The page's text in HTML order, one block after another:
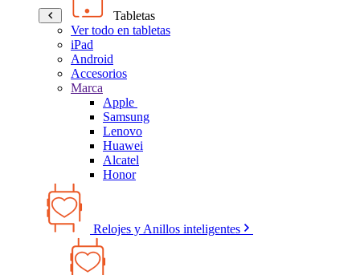
Tabletas
Ver todo en tabletas
iPad
Android
Accesorios
Marca
Apple
Samsung
Lenovo
Huawei
Alcatel
Honor
Relojes y Anillos inteligentes